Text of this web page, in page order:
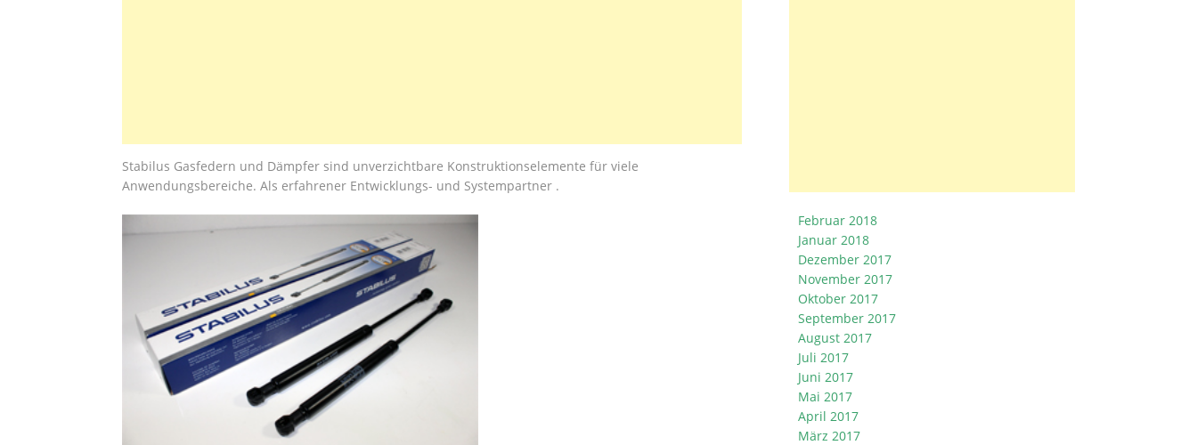
Stabilus Gasfedern und Dämpfer sind unverzichtbare Konstruktionselemente für viele
Anwendungsbereiche. Als erfahrener Entwicklungs- und Systempartner .
Februar 2018
Januar 2018
Dezember 2017
November 2017
Oktober 2017
September 2017
August 2017
Juli 2017
Juni 2017
Mai 2017
April 2017
März 2017